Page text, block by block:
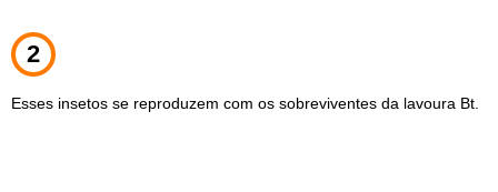
2
Esses insetos se reproduzem com os sobreviventes da lavoura Bt.